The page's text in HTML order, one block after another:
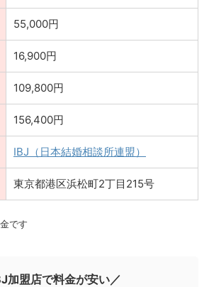
55,000円
16,900円
109,800円
156,400円
IBJ（日本結婚相談所連盟）
東京都港区浜松町2丁目215号
です
加盟店で料金が安い／